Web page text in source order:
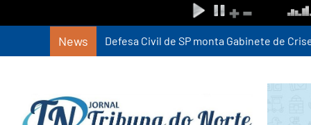
News Defesa Civil de SP monta Gabinete de